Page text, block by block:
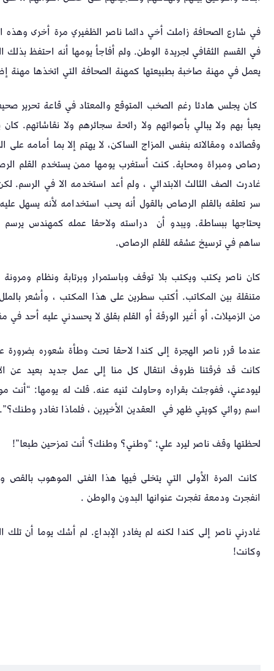
في شارع الصحافة زاملت أخي دائما ناصر الظفيري مرة أخرى وهذه
في القسم الثقافي لجريدة الوطن. ولم أفاجأ يومها أنه احتفظ
يعمل في مهنة صاخبة بطبيعتها كمهنة الصحافة التي اتخذها مهنة
كان يجلس هادئا رغم الصخب المتوقع والمعتاد في قاعة تحرير
يعبأ بهم ولا يبالي بأصواتهم ولا رائحة سجائرهم ولا نقاشاتهم.
وقصائده ومقالاته بنفس المزاج الساكن، لا يهتم إلا بما أمامه على
رصاص ومبراة ومحاية. كنت أستغرب يومها ممن يستخدم القلم
غادرت الصف الثالث الابتدائي ، ولم أعد استخدمه الا في الرسم.
سر تعلقه بالقلم الرصاص بالقول أنه يحب استخدامه لأنه يسهل
يحتاجها ببساطة. ويبدو أن دراسته ولاحقا عمله كمهندس
ساهم في ترسيخ عشقه للقلم الرصاص.
كان ناصر يكتب ويكتب بلا توقف وباستمرار وبرتابة ونظام
متنقلة بين المكاتب. أكتب سطرين على هذا المكتب ، وأشعر
من الزميلات، أو أغير الورقة أو القلم بقلق لا يحسدني عليه أحد في
عندما قرر ناصر الهجرة إلى كندا لاحقا تحت وطأة شعوره بضرورة
كانت قد فرقتنا ظروف انتقال كل منا إلى عمل جديد بعيد عن
ليودعني، ففوجئت بقراره وحاولت ثنيه عنه. قلت له يومها: “أنت
اسم روائي كويتي ظهر في العقدين الأخيرين ، فلماذا تغادر
لحظتها وقف ناصر ليرد علي؛ “وطني؟ وطنك؟ أنت تمزحين طبعا”!
كانت المرة الأولى التي يتخلى فيها هذا الفتى الموهوب
انفجرت ودمعة تفجرت عنوانها البدون والوطن .
غادرني ناصر إلى كندا لكنه لم يغادر الإبداع. لم أشك يوما أن
وكانت!